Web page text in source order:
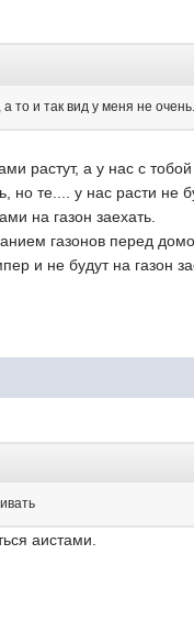
то и так вид у меня не
растут, а у нас с
те.... у нас расти не
на газон заехать.
газонов перед
и не будут на газон
аистами.